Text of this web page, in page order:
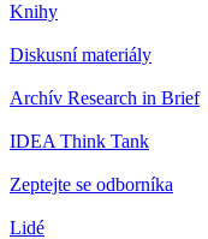
Knihy
Diskusní materiály
Archív Research in Brief
IDEA Think Tank
Zeptejte se odborníka
Lidé